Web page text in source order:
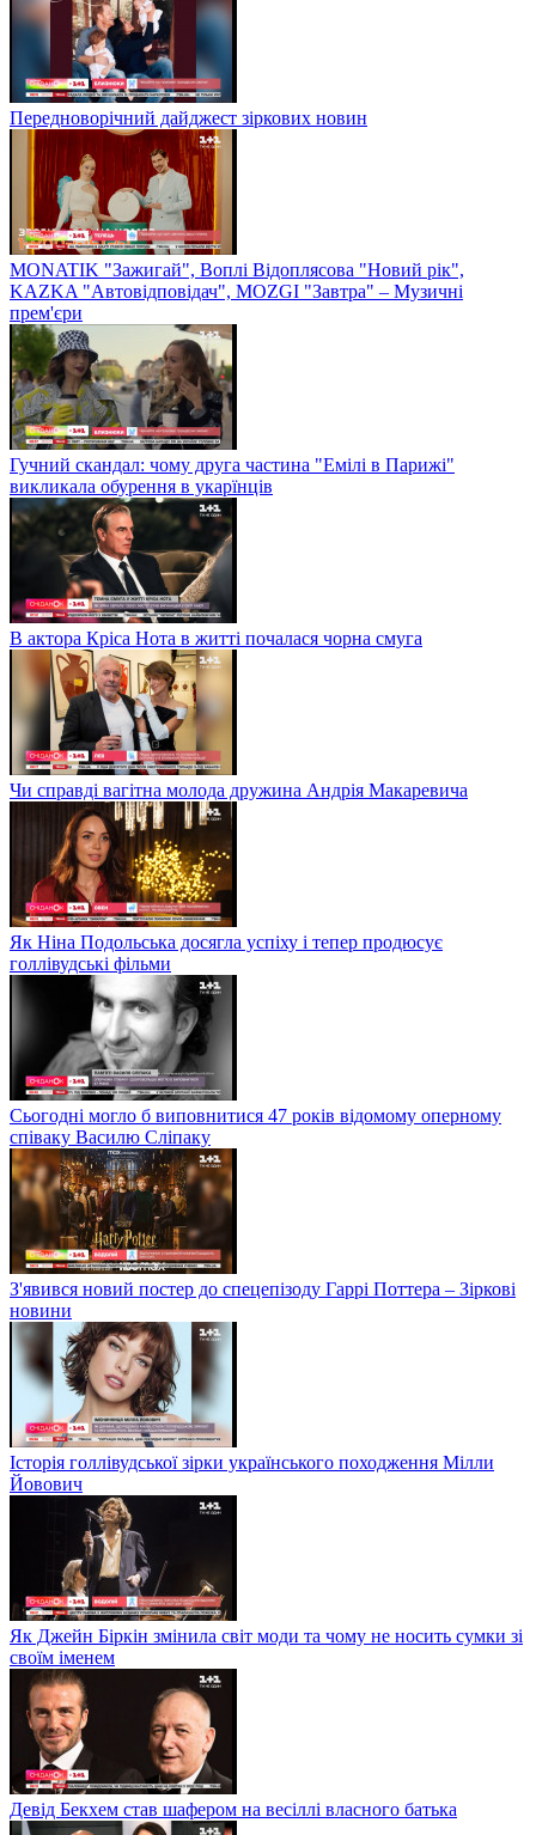
Передноворічний дайджест зіркових новин
MONATIK "Зажигай", Воплі Відоплясова "Новий рік",
KAZKA "Автовідповідач", MOZGI "Завтра" – Музичні
прем'єри
Гучний скандал: чому друга частина "Емілі в Парижі"
викликала обурення в укарїнців
В актора Кріса Нота в житті почалася чорна смуга
Чи справді вагітна молода дружина Андрія Макаревича
Як Ніна Подольська досягла успіху і тепер продюсує
голлівудські фільми
Сьогодні могло б виповнитися 47 років відомому оперному
співаку Василю Сліпаку
З'явився новий постер до спецепізоду Гаррі Поттера – Зіркові
новини
Історія голлівудської зірки українського походження Мілли
Йовович
Як Джейн Біркін змінила світ моди та чому не носить сумки зі
своїм іменем
Девід Бекхем став шафером на весіллі власного батька